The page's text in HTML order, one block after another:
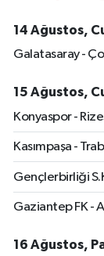
14 Ağustos,
Galatasaray -
15 Ağustos,
Konyaspor -
Kasımpaşa -
Gençlerbirliği
Gaziantep FK -
16 Ağustos,